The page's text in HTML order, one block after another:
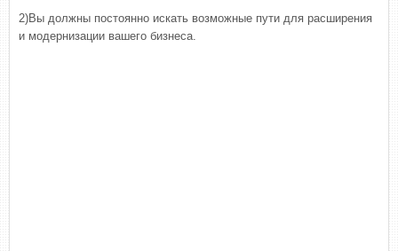
2)Вы должны постоянно искать возможные пути для расширения
и модернизации вашего бизнеса.